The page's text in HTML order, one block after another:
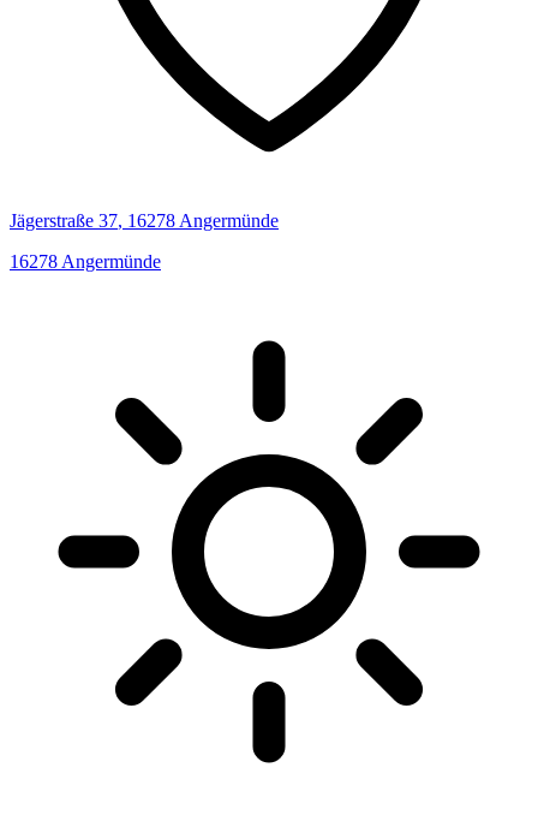
Jägerstraße 37, 16278 Angermünde
16278 Angermünde